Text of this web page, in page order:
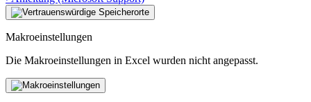
Makroeinstellungen
Die Makroeinstellungen in Excel wurden nicht angepasst.